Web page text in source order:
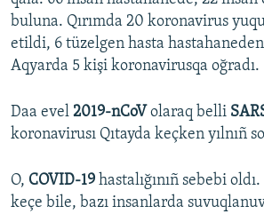
buluna. Qırımda 20 koronavirus
etildi, 6 tüzelgen hasta hastahaneden
Aqyarda 5 kişi koronavirusqa oğradı.
Daa evel 2019-nCoV olaraq belli
koronavirusı Qıtayda keçken yılnıñ
O, COVID-19 hastalığınıñ sebebi
keçe bile, bazı insanlarda